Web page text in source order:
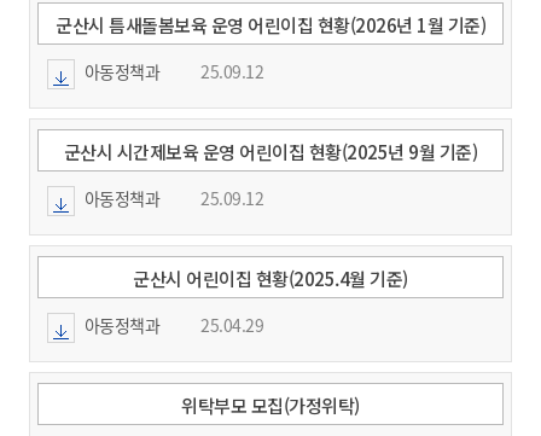
군산시 틈새돌봄보육 운영 어린이집 현황(2026년 1월 기준)
아동정책과 25.09.12
군산시 시간제보육 운영 어린이집 현황(2025년 9월 기준)
아동정책과 25.09.12
군산시 어린이집 현황(2025.4월 기준)
아동정책과 25.04.29
위탁부모 모집(가정위탁)